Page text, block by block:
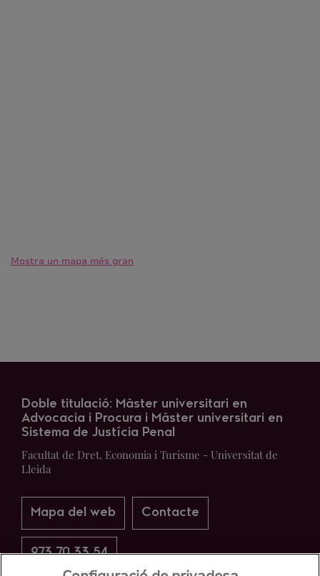
Mostra un mapa més gran
Doble titulació: Màster universitari en
Advocacia i Procura i Màster universitari en
Sistema de Justícia Penal
Facultat de Dret, Economia i Turisme - Universitat de
Lleida
Mapa del web Contacte
973 70 33 54